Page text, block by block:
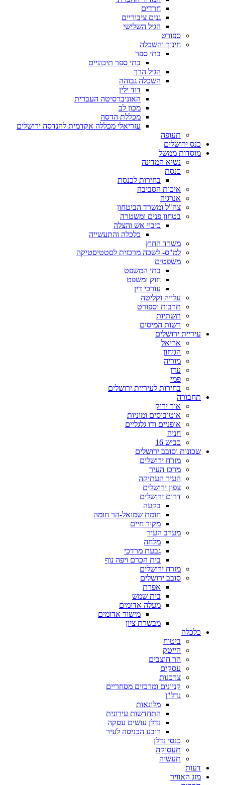
חרדים
גנים ציבוריים
הגיל השלישי
ספורט
חינוך והשכלה
בתי ספר
בתי ספר תיכוניים
הגיל הרך
השכלה גבוהה
דוד ילין
האוניברסיטה העברית
מכון לב
מכללת הדסה
עזריאלי מכללה אקדמית להנדסה ירושלים
תעופה
כנס ירושלים
מוסדות ממשל
נשיא המדינה
כנסת
בחירות לכנסת
איכות הסביבה
אנרגיה
צה"ל ומשרד הביטחון
בטחון פנים ומשטרה
כיבוי אש והצלה
כלכלה והתעשייה
משרד החוץ
למ"ס- לשכה מרכזית לסטטיסטיקה
משפטים
בתי המשפט
חוק ומשפט
עורכי דין
עלייה וקליטה
תרבות וספורט
תשתיות
רשות המיסים
עיריית ירושלים
אריאל
הגיחון
מוריה
עדן
פמי
בחירות לעיריית ירושלים
תחבורה
אור ירוק
אוטובוסים ומוניות
אופניים ודו גלגליים
חניה
כביש 16
שכונות וסובב ירושלים
מזרח ירושלים
מרכז העיר
העיר העתיקה
צפון ירושלים
דרום ירושלים
בקעה
חומת שמואל-הר חומה
מקור חיים
מערב העיר
מלחה
גבעת מרדכי
בית הכרם ויפה נוף
מזרח ירושלים
סובב ירושלים
אפרת
בית שמש
מעלה אדומים
מישור אדומים
מבשרת ציון
כלכלה
ביטוח
הייטק
הר חוצבים
עסקים
צרכנות
קניונים ומרכזים מסחריים
נדל"ן
מלונאות
התחדשות עירונית
נדלן עושים עסקה
רובע הכניסה לעיר
כנסי נדלן
תעסוקה
תעשיה
דעות
מזג האוויר